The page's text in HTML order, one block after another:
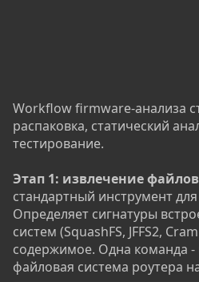
Workflow firmware-анализа
распаковка, статический
тестирование.
Этап 1: извлечение
стандартный инструмент
Определяет сигнатуры
систем (SquashFS, JFFS2,
содержимое. Одна команда -
файловая система роутера